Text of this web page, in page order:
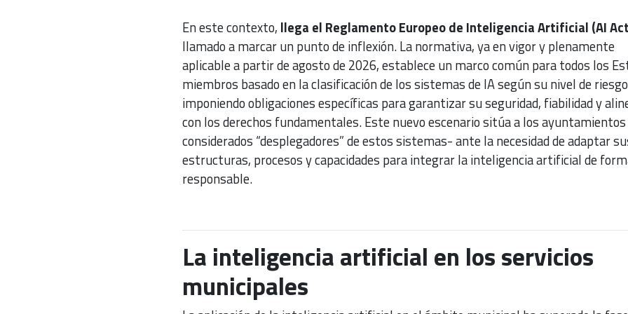
En este contexto, llega el Reglamento Europeo de Inteligencia Artificial (AI
llamado a marcar un punto de inflexión. La normativa, ya en vigor y plenamente
aplicable a partir de agosto de 2026, establece un marco común para todos los
miembros basado en la clasificación de los sistemas de IA según su nivel de
imponiendo obligaciones específicas para garantizar su seguridad, fiabilidad y
con los derechos fundamentales. Este nuevo escenario sitúa a los
considerados “desplegadores” de estos sistemas- ante la necesidad de adaptar
estructuras, procesos y capacidades para integrar la inteligencia artificial de
responsable.
La inteligencia artificial en los servicios
municipales